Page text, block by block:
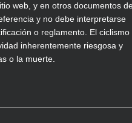
web, y en otros documentos
y no debe interpretarse
o reglamento. El ciclismo
inherentemente riesgosa y
o la muerte.